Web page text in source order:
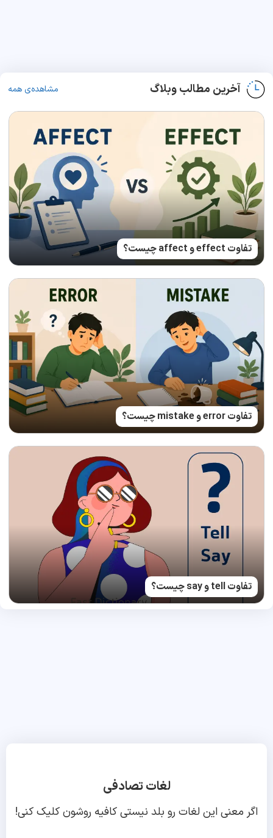
آخرین مطالب وبلاگ مشاهده‌ی همه
تفاوت effect و affect چیست؟
تفاوت error و mistake چیست؟
تفاوت tell و say چیست؟
لغات تصادفی
اگر معنی این لغات رو بلد نیستی کافیه روشون کلیک کنی!